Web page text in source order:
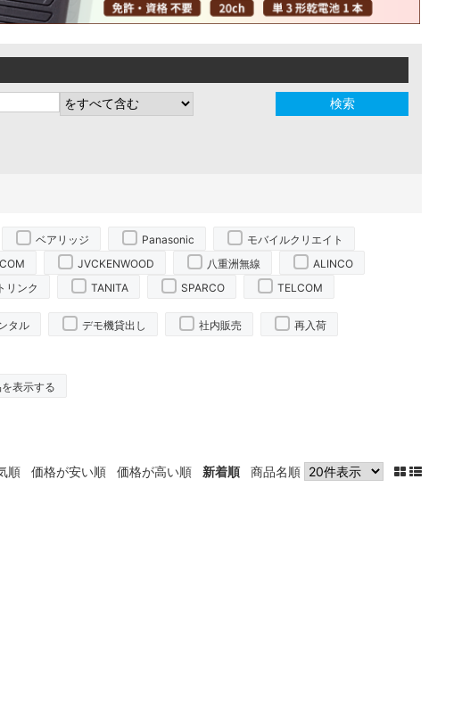
ベアリッジ Panasonic
モバイルクリエイト
JVCKENWOOD 八重洲無線
ALINCO
リンク TANITA SPARCO TELCOM
タル デモ機貸出し 社内販売
再入荷
表示する
順 価格が安い順 価格が高い順 新着順 商品名順